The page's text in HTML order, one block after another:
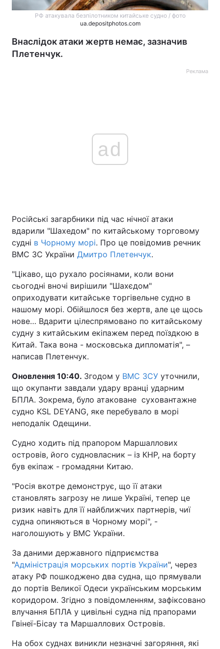
РФ атакувала безпілотником китайське судно / фото
ua.depositphotos.com
Внаслідок атаки жертв немає, зазначив
Плетенчук.
Реклама
ad
Російські загарбники під час нічної атаки
вдарили "Шахедом" по китайському торговому
судні в Чорному морі. Про це повідомив речник
ВМС ЗС України Дмитро Плетенчук.
"Цікаво, що рухало росіянами, коли вони
сьогодні вночі вирішили "Шахєдом"
оприходувати китайське торгівельне судно в
нашому морі. Обійшлося без жертв, але це щось
нове… Вдарити цілеспрямовано по китайському
судну з китайським екіпажем перед поїздкою в
Китай. Така вона - московська дипломатія", –
написав Плетенчук.
Оновлення 10:40. Згодом у ВМС ЗСУ уточнили,
що окупанти завдали удару вранці ударним
БПЛА. Зокрема, було атаковане суховантажне
судно KSL DEYANG, яке перебувало в морі
неподалік Одещини.
Судно ходить під прапором Маршаллових
островів, його судновласник – із КНР, на борту
був екіпаж - громадяни Китаю.
"Росія вкотре демонструє, що її атаки
становлять загрозу не лише Україні, тепер це
ризик навіть для її найближчих партнерів, чиї
судна опиняються в Чорному морі", -
наголошують у ВМС України.
За даними державного підприємства
"Адміністрація морських портів України", через
атаку РФ пошкоджено два судна, що прямували
до портів Великої Одеси українським морським
коридором. Згідно з повідомленням, зафіксовано
влучання БПЛА у цивільні судна під прапорами
Гвінеї-Бісау та Маршаллових Островів.
На обох суднах виникли незначні загоряння, які